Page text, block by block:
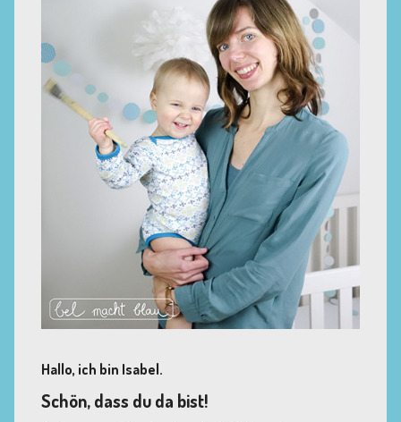
Hallo, ich bin Isabel.
Schön, dass du da bist!